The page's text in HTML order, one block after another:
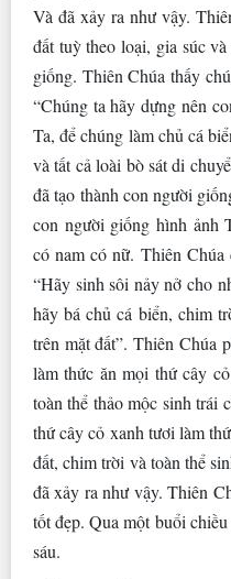
Và đã xảy ra như vậy.
đất tuỳ theo loại, gia súc
giống. Thiên Chúa thấy
“Chúng ta hãy dựng nên
Ta, để chúng làm chủ cá
và tất cả loài bò sát di
đã tạo thành con người
con người giống hình ảnh
có nam có nữ. Thiên
“Hãy sinh sôi nảy nở cho
hãy bá chủ cá biển, chim
trên mặt đất”. Thiên Chúa
làm thức ăn mọi thứ cây
toàn thể thảo mộc sinh trái
thứ cây cỏ xanh tươi làm
đất, chim trời và toàn thể
đã xảy ra như vậy. Thiên
tốt đẹp. Qua một buổi
sáu.